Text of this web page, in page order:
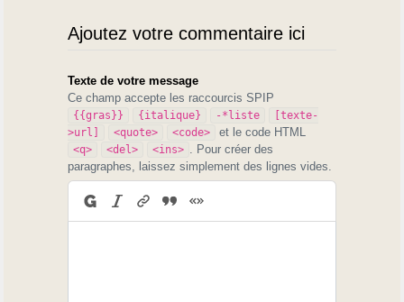
Ajoutez votre commentaire ici
Texte de votre message
Ce champ accepte les raccourcis SPIP
{{gras}} {italique} -*liste
[texte-
>url]
<quote> <code> et le code HTML
<q> <del> <ins>
. Pour créer des
paragraphes, laissez simplement des lignes vides.